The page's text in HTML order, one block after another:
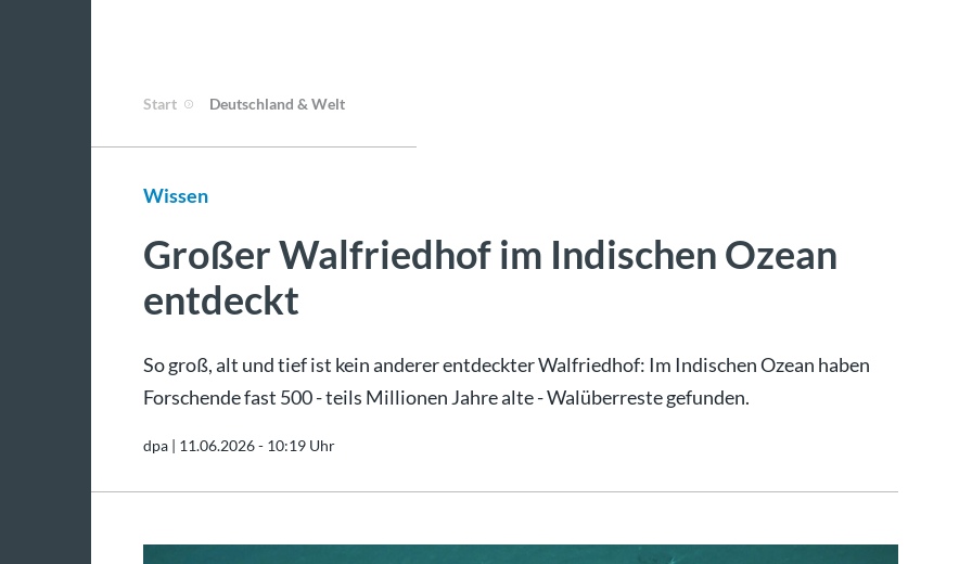
Start Deutschland & Welt
Wissen
Großer Walfriedhof im Indischen Ozean
entdeckt
So groß, alt und tief ist kein anderer entdeckter Walfriedhof: Im Indischen Ozean haben
Forschende fast 500 - teils Millionen Jahre alte - Walüberreste gefunden.
dpa | 11.06.2026 - 10:19 Uhr